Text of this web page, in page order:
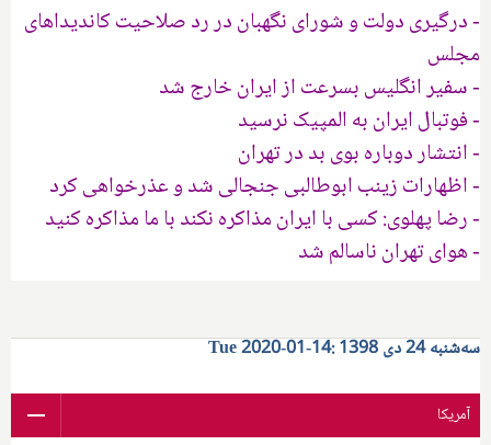
- درگیری دولت و شورای نگهبان در رد صلاحیت کاندیداهای
مجلس
- سفیر انگلیس بسرعت از ایران خارج شد
- فوتبال ایران به المپیک نرسید
- انتشار دوباره بوی بد در تهران
- اظهارات زینب ابوطالبی جنجالی شد و عذرخواهی کرد
- رضا پهلوی: کسی با ایران مذاکره نکند با ما مذاکره کنید
- هوای تهران ناسالم شد
سه‌شنبه 24 دی 1398 :14-01-2020 Tue
آمریکا